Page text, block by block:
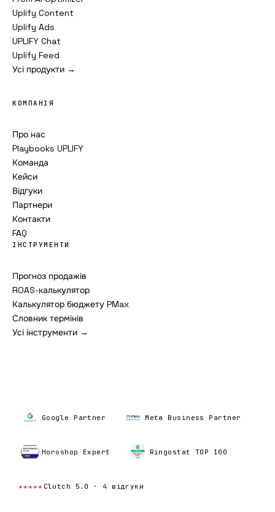
Uplify Content
Uplify Ads
UPLIFY Chat
Uplify Feed
Усі продукти →
КОМПАНІЯ
Про нас
Playbooks UPLIFY
Команда
Кейси
Відгуки
Партнери
Контакти
FAQ
ІНСТРУМЕНТИ
Прогноз продажів
ROAS-калькулятор
Калькулятор бюджету PMax
Словник термінів
Усі інструменти →
Google Partner Meta Business Partner
Horoshop Expert Ringostat TOP 100
★★★★★ Clutch 5.0 · 4 відгуки